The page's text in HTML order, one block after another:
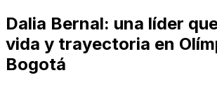
Dalia Bernal: una líder
vida y trayectoria en
Bogotá